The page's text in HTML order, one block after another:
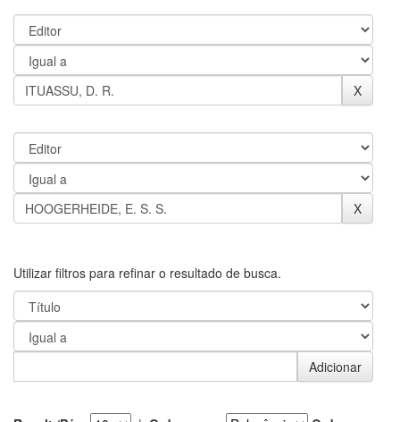
Utilizar filtros para refinar o resultado de busca.